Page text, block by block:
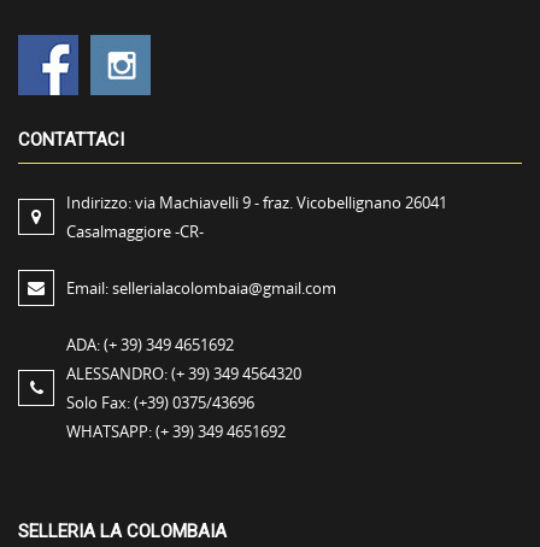
CONTATTACI
Indirizzo:via Machiavelli 9 - fraz. Vicobellignano 26041
Casalmaggiore -CR-
Email:sellerialacolombaia@gmail.com
ADA:(+ 39) 349 4651692
ALESSANDRO:(+ 39) 349 4564320
Solo Fax:(+39) 0375/43696
WHATSAPP:(+ 39) 349 4651692
SELLERIA LA COLOMBAIA